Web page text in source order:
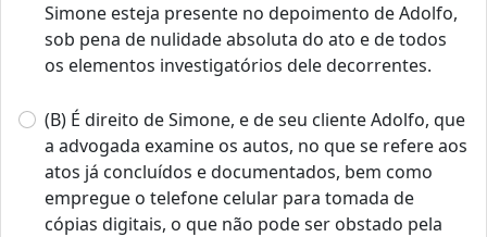
Simone esteja presente no depoimento de Adolfo,
sob pena de nulidade absoluta do ato e de todos
os elementos investigatórios dele decorrentes.
(B) É direito de Simone, e de seu cliente Adolfo, que
a advogada examine os autos, no que se refere aos
atos já concluídos e documentados, bem como
empregue o telefone celular para tomada de
cópias digitais, o que não pode ser obstado pela